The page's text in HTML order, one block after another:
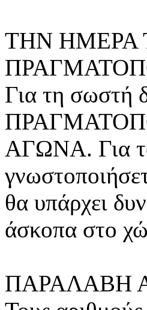
ΤΗΝ ΗΜΕΡΑ
Για τη σωστή
ΑΓΩΝΑ. Για
θα υπάρχει
άσκοπα στο
ΠΑΡΑΛΑΒΗ